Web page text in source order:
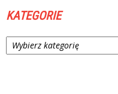
KATEGORIE
Kategorie